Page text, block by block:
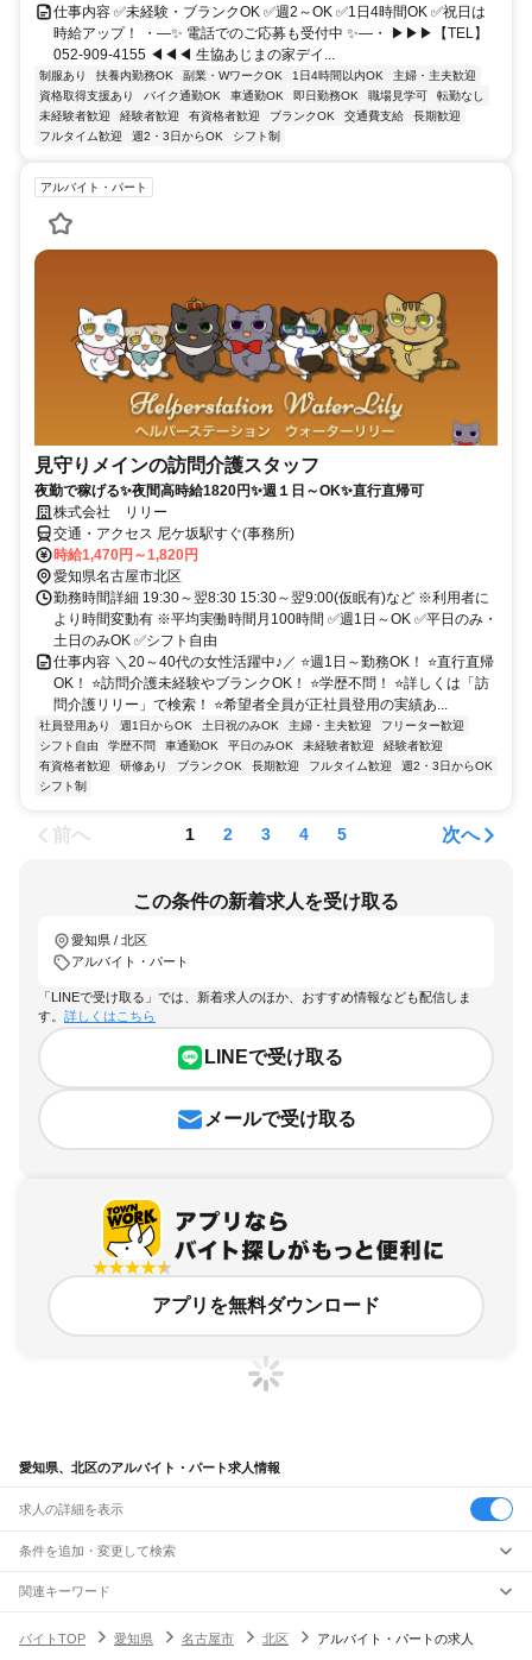
仕事内容 ✅未経験・ブランクOK ✅週2～OK ✅1日4時間OK ✅祝日は
時給アップ！ ・―✨ 電話でのご応募も受付中 ✨―・ ▶▶▶【TEL】
052-909-4155 ◀◀◀ 生協あじまの家デイ...
制服あり 扶養内勤務OK 副業・WワークOK 1日4時間以内OK
主婦・主夫歓迎
資格取得支援あり
バイク通勤OK 車通勤OK 即日勤務OK 職場見学可
転勤なし
未経験者歓迎
経験者歓迎 有資格者歓迎 ブランクOK 交通費支給
長期歓迎
フルタイム歓迎
週2・3日からOK シフト制
アルバイト・パート
見守りメインの訪問介護スタッフ
夜勤で稼げる✨夜間高時給1820円✨週１日～OK✨直行直帰可
株式会社 リリー
交通・アクセス 尼ケ坂駅すぐ(事務所)
時給1,470円～1,820円
愛知県名古屋市北区
勤務時間詳細 19:30～翌8:30 15:30～翌9:00(仮眠有)など ※利用者に
より時間変動有 ※平均実働時間月100時間 ✅週1日～OK ✅平日のみ・
土日のみOK ✅シフト自由
仕事内容 ＼20～40代の女性活躍中♪／ ⭐週1日～勤務OK！ ⭐直行直帰
OK！ ⭐訪問介護未経験やブランクOK！ ⭐学歴不問！ ⭐詳しくは「訪
問介護リリー」で検索！ ⭐希望者全員が正社員登用の実績あ...
社員登用あり 週1日からOK 土日祝のみOK 主婦・主夫歓迎
フリーター歓迎
シフト自由
学歴不問 車通勤OK 平日のみOK 未経験者歓迎
経験者歓迎
有資格者歓迎
研修あり ブランクOK 長期歓迎 フルタイム歓迎
週2・3日からOK
シフト制
前へ 1 2 3 4 5 次へ
この条件の新着求人を受け取る
愛知県 / 北区
アルバイト・パート
「LINEで受け取る」では、新着求人のほか、おすすめ情報なども配信しま
す。 詳しくはこちら
LINEで受け取る
メールで受け取る
アプリを無料ダウンロード
愛知県、北区のアルバイト・パート求人情報
求人の詳細を表示
条件を追加・変更して検索
市区町村を追加・変更
愛知県すべて
駅を追加・変更
関連キーワード
愛知県 名古屋市 名古屋市北区アルバイト愛知県 名古屋市北区アルバイト
バイトTOP 愛知県 名古屋市 北区 アルバイト・パートの求人